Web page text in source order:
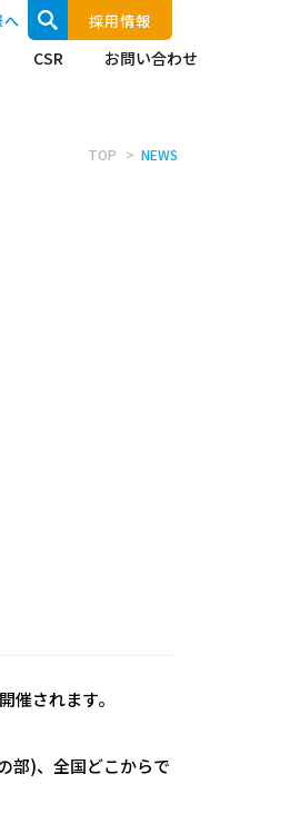
CSR お問い合わせ
採用情報
TOP NEWS
されます。
部)、全国どこからで